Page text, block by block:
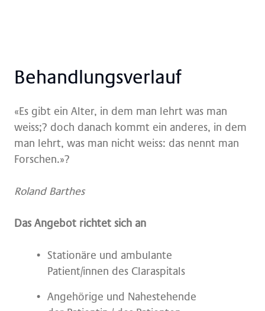
Be­hand­lungs­ver­lauf
«Es gibt ein Alter, in dem man lehrt was man
weiss;? doch danach kommt ein anderes, in dem
man lehrt, was man nicht weiss: das nennt man
Forschen.»?
Roland Barthes
Das Angebot richtet sich an
Stationäre und ambulante
Patient/innen des Claraspitals
Angehörige und Nahestehende